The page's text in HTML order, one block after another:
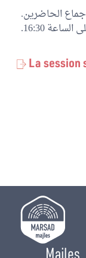
الحاضرين.
16:30.
La session
Majles